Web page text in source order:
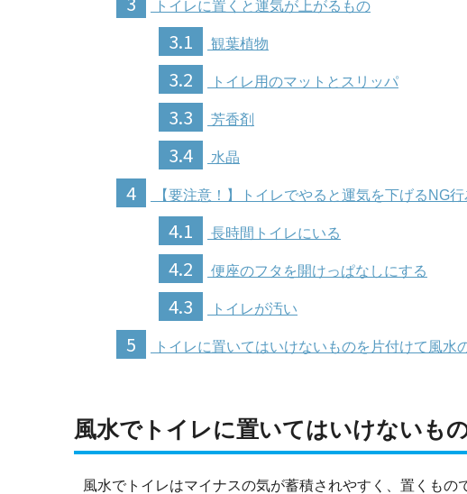
トイレに置くと運気が上がるもの
3.1 観葉植物
3.2 トイレ用のマットとスリッパ
3.3 芳香剤
3.4 水晶
4 【要注意！】トイレでやると運気を下げるNG行
4.1 長時間トイレにいる
4.2 便座のフタを開けっぱなしにする
4.3 トイレが汚い
5 トイレに置いてはいけないものを片付けて風水
風水でトイレに置いてはいけないも
風水でトイレはマイナスの気が蓄積されやすく、置くもの